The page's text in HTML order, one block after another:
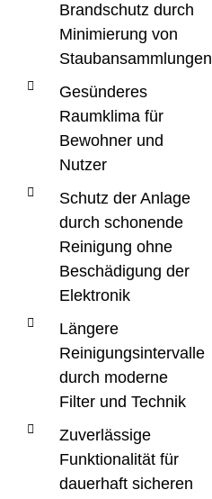
Brandschutz durch
Minimierung von
Staubansammlungen
Gesünderes
Raumklima für
Bewohner und
Nutzer
Schutz der Anlage
durch schonende
Reinigung ohne
Beschädigung der
Elektronik
Längere
Reinigungsintervalle
durch moderne
Filter und Technik
Zuverlässige
Funktionalität für
dauerhaft sicheren